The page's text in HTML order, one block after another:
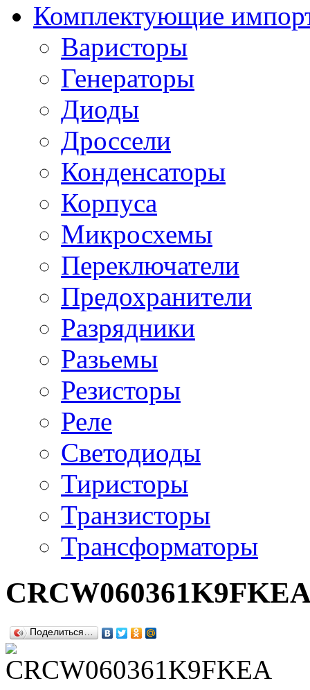
Комплектующие
Варисторы
Генераторы
Диоды
Дроссели
Конденсаторы
Корпуса
Микросхемы
Переключатели
Предохранители
Разрядники
Разьемы
Резисторы
Реле
Светодиоды
Тиристоры
Транзисторы
Трансформаторы
Поделиться…